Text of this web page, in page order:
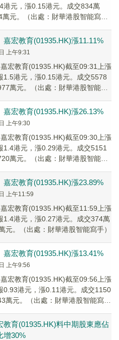
港元，漲0.15港元。成交834萬
萬元。（出處：財華港股智能寫
嘉宏教育(01935.HK)漲11.11%
上午9:31
嘉宏教育(01935.HK)截至09:31上漲
1.5港元，漲0.15港元。成交5578
萬元。（出處：財華港股智能寫
嘉宏教育(01935.HK)漲26.13%
上午9:30
嘉宏教育(01935.HK)截至09:30上漲
1.4港元，漲0.29港元。成交5151
萬元。（出處：財華港股智能寫
嘉宏教育(01935.HK)漲23.89%
上午11:59
嘉宏教育(01935.HK)截至11:59上漲
1.4港元，漲0.27港元。成交374萬
元。（出處：財華港股智能寫手）
嘉宏教育(01935.HK)漲13.41%
上午9:56
嘉宏教育(01935.HK)截至09:56上漲
0.93港元，漲0.11港元。成交1150
萬元。（出處：財華港股智能寫
教育(01935.HK)料中期股東應佔
增30%